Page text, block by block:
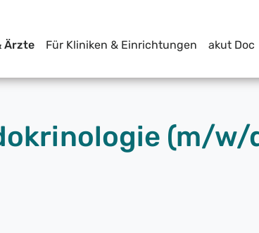
Ärzte Für Kliniken & Einrichtungen akut Doc
(m/w/